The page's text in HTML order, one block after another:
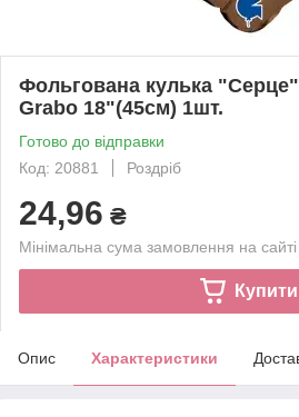
Фольгована кулька
Grabo 18"(45см) 1шт.
Готово до відправки
Код: 20881
Роздріб
24,96 ₴
Мінімальна сума замовлення на
Купити
Опис Характеристики